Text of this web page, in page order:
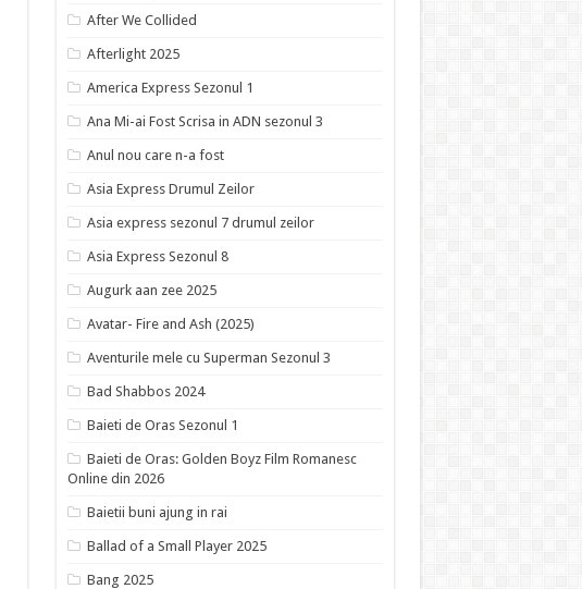
After We Collided
Afterlight 2025
America Express Sezonul 1
Ana Mi-ai Fost Scrisa in ADN sezonul 3
Anul nou care n-a fost
Asia Express Drumul Zeilor
Asia express sezonul 7 drumul zeilor
Asia Express Sezonul 8
Augurk aan zee 2025
Avatar- Fire and Ash (2025)
Aventurile mele cu Superman Sezonul 3
Bad Shabbos 2024
Baieti de Oras Sezonul 1
Baieti de Oras: Golden Boyz Film Romanesc
Online din 2026
Baietii buni ajung in rai
Ballad of a Small Player 2025
Bang 2025